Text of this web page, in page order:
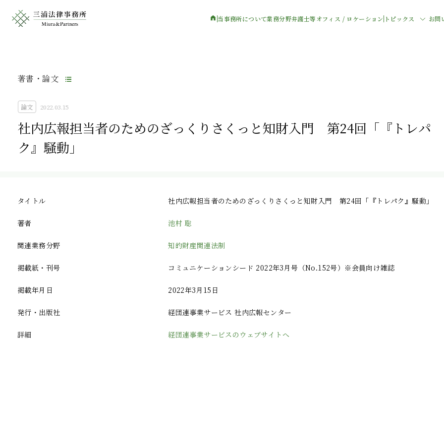
当事務所について業務分野弁護士等オフィス / ロケーション トピックス お問
著書・論文
論文 2022.03.15
社内広報担当者のためのざっくりさくっと知財入門 第24回「『トレパ
ク』騒動」
タイトル 社内広報担当者のためのざっくりさくっと知財入門 第24回「『トレパク』騒動」
著者 池村 聡
関連業務分野 知的財産関連法制
掲載紙・刊号 コミュニケーションシード 2022年3月号（No.152号）※会員向け雑誌
掲載年月日 2022年3月15日
発行・出版社 経団連事業サービス 社内広報センター
詳細 経団連事業サービスのウェブサイトへ